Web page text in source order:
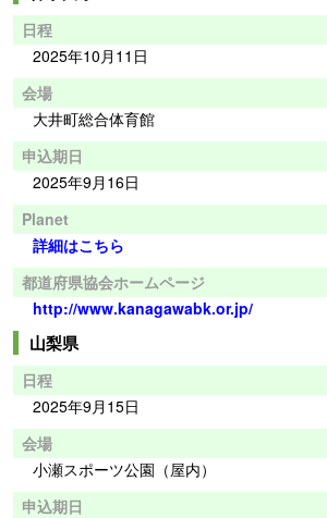
日程
2025年10月11日
会場
大井町総合体育館
申込期日
2025年9月16日
Planet
詳細はこちら
都道府県協会ホームページ
http://www.kanagawabk.or.jp/
山梨県
日程
2025年9月15日
会場
小瀬スポーツ公園（屋内）
申込期日